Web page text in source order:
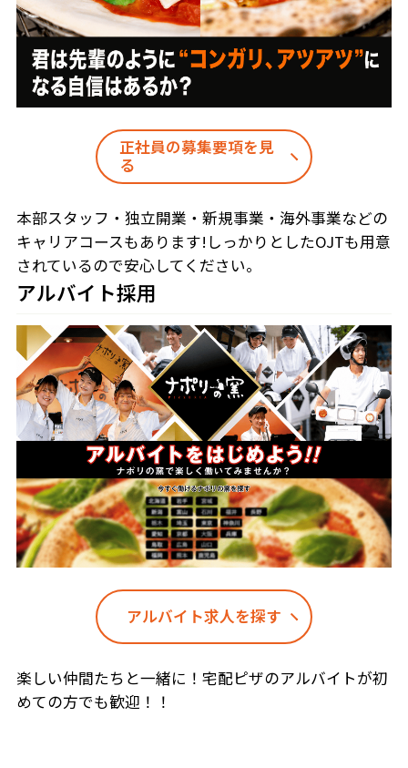
正社員の募集要項を見
る
本部スタッフ・独立開業・新規事業・海外事業などの
キャリアコースもあります!しっかりとしたOJTも用意
されているので安心してください。
アルバイト採用
アルバイト求人を探す
楽しい仲間たちと一緒に！宅配ピザのアルバイトが初
めての方でも歓迎！！